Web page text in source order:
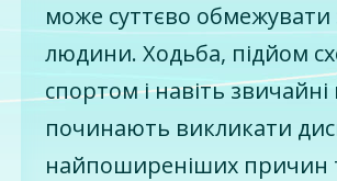
може суттєво обмежувати
людини. Ходьба, підйом
спортом і навіть
починають викликати
найпоширеніших причин